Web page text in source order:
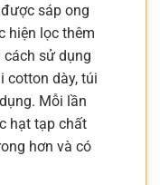
sáp ong
hiện lọc thêm
sử dụng
cotton dày, túi
Mỗi lần
hạt tạp chất
hơn và có